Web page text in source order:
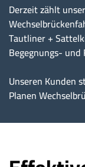
Derzeit zählt
Tautliner +
Begegnungs-
Unseren Kunden
Planen